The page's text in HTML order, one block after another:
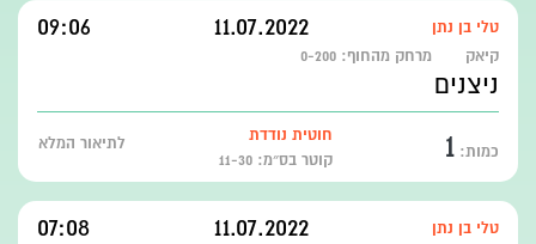
טלי בן נתן 11.07.2022
09:06
קיאק מרחק מהחוף: 0-200
ניצנים
כמות: 1
חוטית נודדת
קוטר בס״מ: 11-30
לתיאור המלא
טלי בן נתן 11.07.2022
07:08